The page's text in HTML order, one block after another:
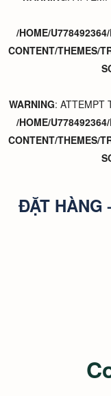
/HOME/
CONTENT/THEMES/
WARNING: ATTEMPT
/HOME/
CONTENT/THEMES/
ĐẶT HÀNG